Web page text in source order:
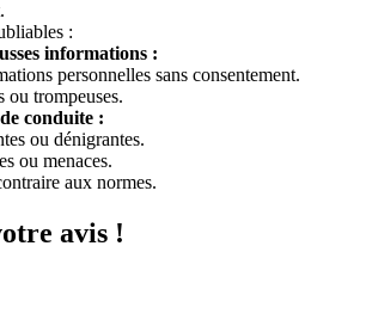
:
informations :
personnelles sans consentement.
ou trompeuses.
conduite :
ou dénigrantes.
ou menaces.
aux normes.
avis !